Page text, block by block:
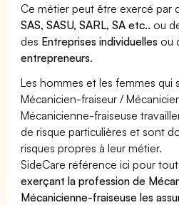
Ce métier peut être exercé par
SAS, SASU, SARL, SA etc.. ou
des Entreprises individuelles ou
entrepreneurs.
Les hommes et les femmes
Mécanicien-fraiseur /
Mécanicienne-fraiseuse
de risque particulières et sont
risques propres à leur métier.
SideCare référence ici pour
exerçant la profession de
Mécanicienne-fraiseuse les